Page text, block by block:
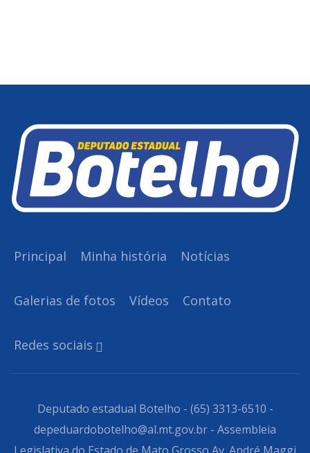
Principal Minha história Notícias
Galerias de fotos Vídeos Contato
Redes sociais
Deputado estadual Botelho - (65) 3313-6510 -
depeduardobotelho@al.mt.gov.br - Assembleia